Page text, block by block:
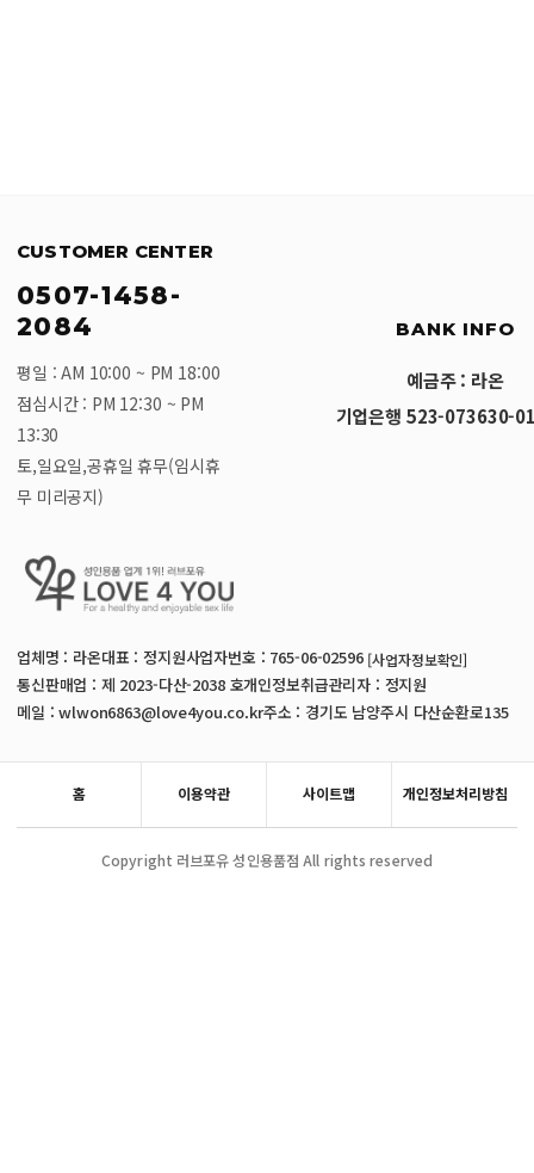
CUSTOMER CENTER
0507-1458-
2084
평일 : AM 10:00 ~ PM 18:00
점심시간 : PM 12:30 ~ PM
13:30
토,일요일,공휴일 휴무(임시휴
무 미리공지)
BANK INFO
예금주 : 라온
기업은행 523-073630-
업체명 : 라온대표 : 정지원사업자번호 : 765-06-02596 [사업자정보확인]
통신판매업 : 제 2023-다산-2038 호개인정보취급관리자 : 정지원
메일 : wlwon6863@love4you.co.kr주소 : 경기도 남양주시 다산순환로135
홈 이용약관 사이트맵 개인정보처리방침
Copyright 러브포유 성인용품점 All rights reserved